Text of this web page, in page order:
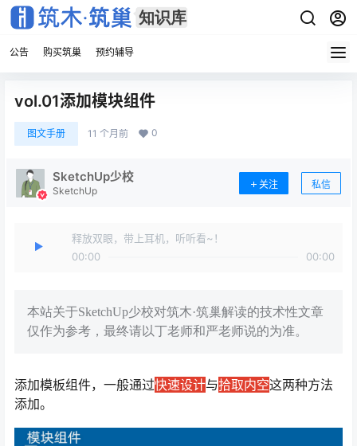
公告 购买筑巢 预约辅导
vol.01添加模块组件
图文手册 11 个月前 0
SketchUp少校
SketchUp
关注 私信
释放双眼，带上耳机，听听看~！
00:00
00:00
本站关于SketchUp少校对筑木·筑巢解读的技术性文章
仅作为参考，最终请以丁老师和严老师说的为准。
添加模板组件，一般通过快速设计与拾取内空这两种方法
添加。